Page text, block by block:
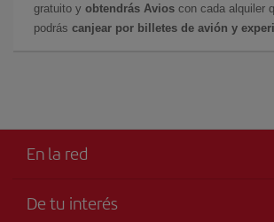
gratuito y obtendrás Avios con cada alquiler
podrás canjear por billetes de avión y
En la red
De tu interés